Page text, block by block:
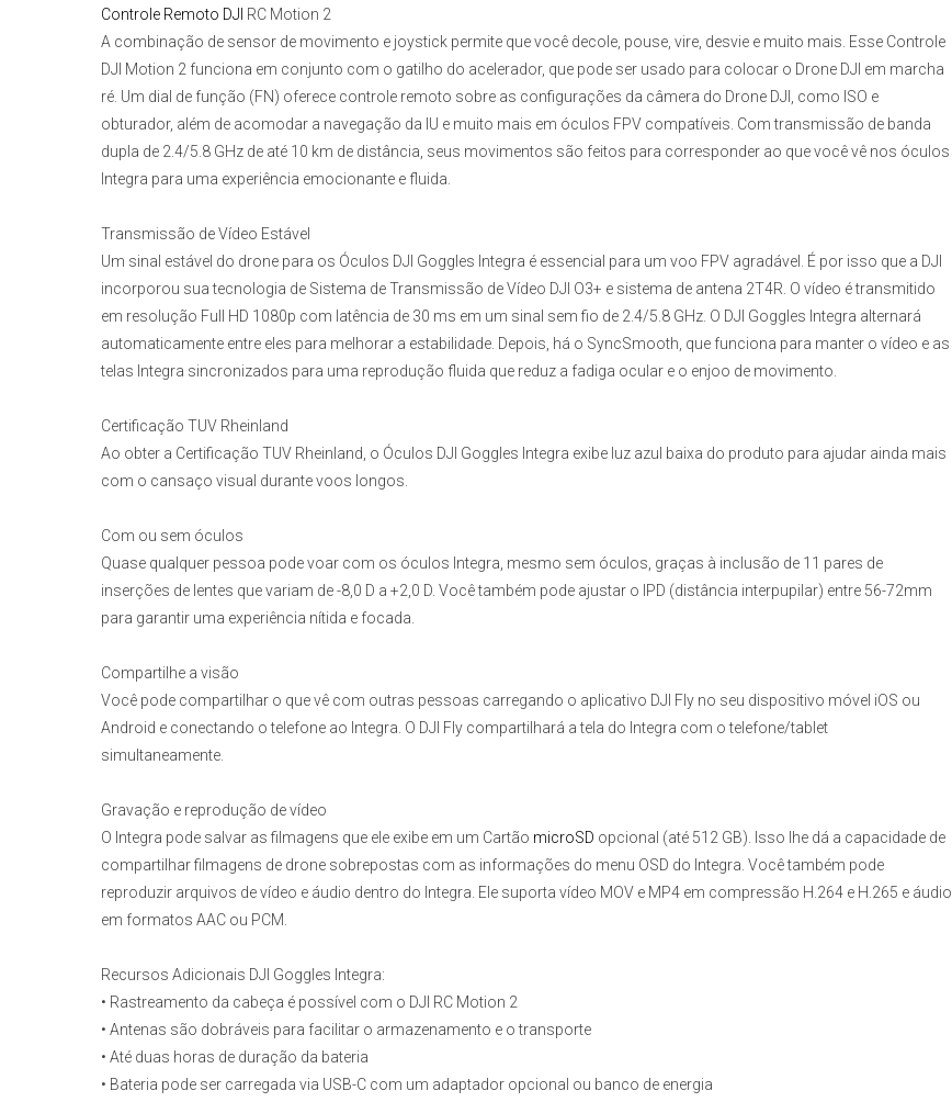
Controle Remoto DJI RC Motion 2
A combinação de sensor de movimento e joystick permite que você decole, pouse, vire, desvie e muito mais. Esse Controle
DJI Motion 2 funciona em conjunto com o gatilho do acelerador, que pode ser usado para colocar o Drone DJI em marcha
ré. Um dial de função (FN) oferece controle remoto sobre as configurações da câmera do Drone DJI, como ISO e
obturador, além de acomodar a navegação da IU e muito mais em óculos FPV compatíveis. Com transmissão de banda
dupla de 2.4/5.8 GHz de até 10 km de distância, seus movimentos são feitos para corresponder ao que você vê nos óculos
Integra para uma experiência emocionante e fluida.
Transmissão de Vídeo Estável
Um sinal estável do drone para os Óculos DJI Goggles Integra é essencial para um voo FPV agradável. É por isso que a DJI
incorporou sua tecnologia de Sistema de Transmissão de Vídeo DJI O3+ e sistema de antena 2T4R. O vídeo é transmitido
em resolução Full HD 1080p com latência de 30 ms em um sinal sem fio de 2.4/5.8 GHz. O DJI Goggles Integra alternará
automaticamente entre eles para melhorar a estabilidade. Depois, há o SyncSmooth, que funciona para manter o vídeo e as
telas Integra sincronizados para uma reprodução fluida que reduz a fadiga ocular e o enjoo de movimento.
Certificação TUV Rheinland
Ao obter a Certificação TUV Rheinland, o Óculos DJI Goggles Integra exibe luz azul baixa do produto para ajudar ainda mais
com o cansaço visual durante voos longos.
Com ou sem óculos
Quase qualquer pessoa pode voar com os óculos Integra, mesmo sem óculos, graças à inclusão de 11 pares de
inserções de lentes que variam de -8,0 D a +2,0 D. Você também pode ajustar o IPD (distância interpupilar) entre 56-72mm
para garantir uma experiência nítida e focada.
Compartilhe a visão
Você pode compartilhar o que vê com outras pessoas carregando o aplicativo DJI Fly no seu dispositivo móvel iOS ou
Android e conectando o telefone ao Integra. O DJI Fly compartilhará a tela do Integra com o telefone/tablet
simultaneamente.
Gravação e reprodução de vídeo
O Integra pode salvar as filmagens que ele exibe em um Cartão microSD opcional (até 512 GB). Isso lhe dá a capacidade de
compartilhar filmagens de drone sobrepostas com as informações do menu OSD do Integra. Você também pode
reproduzir arquivos de vídeo e áudio dentro do Integra. Ele suporta vídeo MOV e MP4 em compressão H.264 e H.265 e áudio
em formatos AAC ou PCM.
Recursos Adicionais DJI Goggles Integra:
• Rastreamento da cabeça é possível com o DJI RC Motion 2
• Antenas são dobráveis para facilitar o armazenamento e o transporte
• Até duas horas de duração da bateria
• Bateria pode ser carregada via USB-C com um adaptador opcional ou banco de energia